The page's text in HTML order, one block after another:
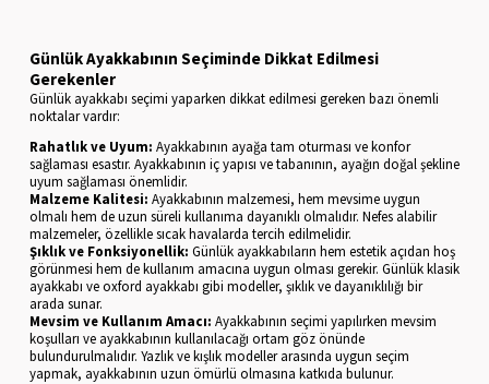
Günlük Ayakkabının Seçiminde Dikkat Edilmesi
Gerekenler
Günlük ayakkabı seçimi yaparken dikkat edilmesi gereken bazı önemli
noktalar vardır:
Rahatlık ve Uyum: Ayakkabının ayağa tam oturması ve konfor
sağlaması esastır. Ayakkabının iç yapısı ve tabanının, ayağın doğal şekline
uyum sağlaması önemlidir.
Malzeme Kalitesi: Ayakkabının malzemesi, hem mevsime uygun
olmalı hem de uzun süreli kullanıma dayanıklı olmalıdır. Nefes alabilir
malzemeler, özellikle sıcak havalarda tercih edilmelidir.
Şıklık ve Fonksiyonellik: Günlük ayakkabıların hem estetik açıdan hoş
görünmesi hem de kullanım amacına uygun olması gerekir. Günlük klasik
ayakkabı ve oxford ayakkabı gibi modeller, şıklık ve dayanıklılığı bir
arada sunar.
Mevsim ve Kullanım Amacı: Ayakkabının seçimi yapılırken mevsim
koşulları ve ayakkabının kullanılacağı ortam göz önünde
bulundurulmalıdır. Yazlık ve kışlık modeller arasında uygun seçim
yapmak, ayakkabının uzun ömürlü olmasına katkıda bulunur.